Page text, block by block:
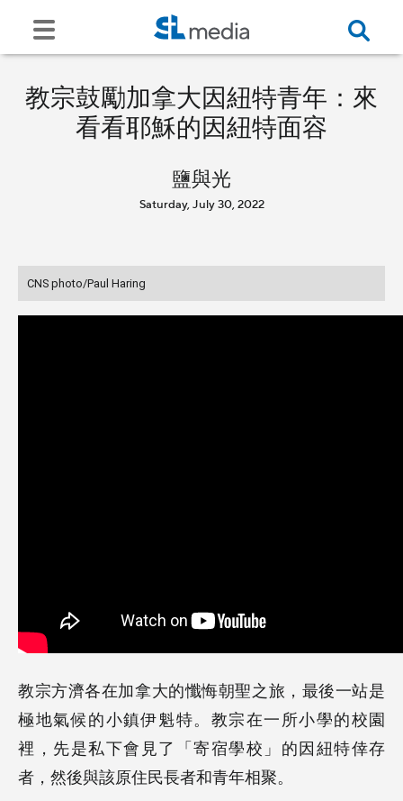
教宗鼓勵加拿大因紐特青年：來
看看耶穌的因紐特面容
鹽與光
Saturday, July 30, 2022
CNS photo/Paul Haring
教宗方濟各在加拿大的懺悔朝聖之旅，最後一站是
極地氣候的小鎮伊魁特。教宗在一所小學的校園
裡，先是私下會見了「寄宿學校」的因紐特倖存
者，然後與該原住民長者和青年相聚。